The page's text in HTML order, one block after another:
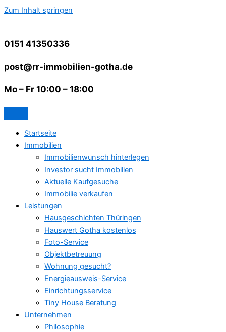
Zum Inhalt springen
0151 41350336
post@rr-immobilien-gotha.de
Mo – Fr 10:00 – 18:00
Startseite
Immobilien
Immobilienwunsch hinterlegen
Investor sucht Immobilien
Aktuelle Kaufgesuche
Immobilie verkaufen
Leistungen
Hausgeschichten Thüringen
Hauswert Gotha kostenlos
Foto-Service
Objektbetreuung
Wohnung gesucht?
Energieausweis-Service
Einrichtungsservice
Tiny House Beratung
Unternehmen
Philosophie